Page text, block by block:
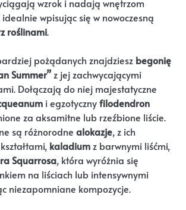
wzrok i nadają wnętrzom
idealnie wpisując się w nowoczesną
roślinami.
pożądanych znajdziesz begonię
Summer”z jej zachwycającymi
Dołączają do niej majestatyczne
i egzotycznyfilodendron
za aksamitne lub rzeźbione liście.
są różnorodne alokazje, z ich
kaladiumz barwnymi liśćmi,
Squarrosa, która wyróżnia się
na liściach lub intensywnymi
niezapomniane kompozycje.